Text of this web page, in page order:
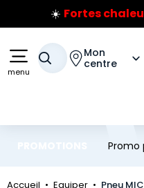
Aller au contenu
Aller à la navigation
☀️ Fortes
Prix coûtant
Jusqu'à 120€
menu
Votre recherche
Mon
centre
Promo
Accueil Equiper Pneu